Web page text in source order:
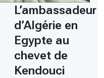
L’ambassadeur
d’Algérie en
Egypte au
chevet de
Kendouci